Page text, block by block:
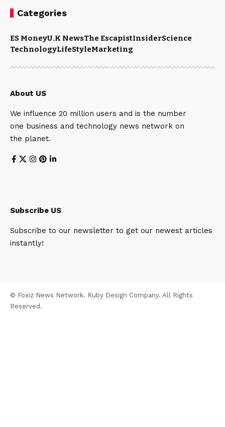
Categories
ES MoneyU.K NewsThe EscapistInsiderScience
TechnologyLifeStyleMarketing
About US
We influence 20 million users and is the number
one business and technology news network on
the planet.
Subscribe US
Subscribe to our newsletter to get our newest articles
instantly!
© Foxiz News Network. Ruby Design Company. All Rights
Reserved.